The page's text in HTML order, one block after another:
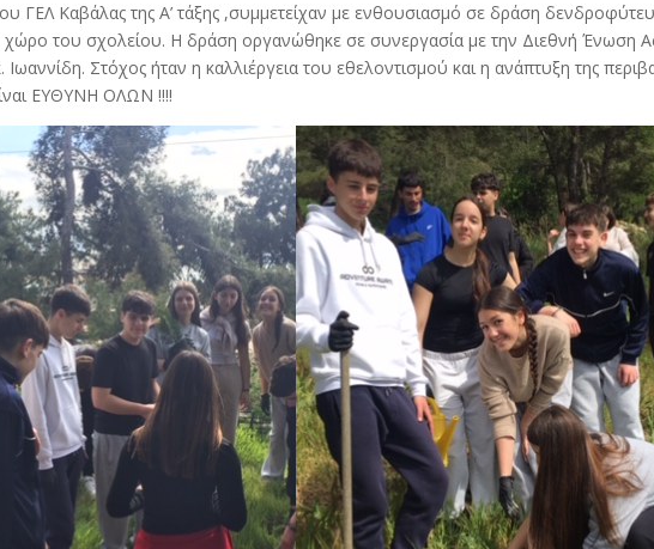
ΓΕΛ Καβάλας της Α’ τάξης ,συμμετείχαν με ενθουσιασμό σε δράση
χώρο του σχολείου. Η δράση οργανώθηκε σε συνεργασία με την Διεθνή Ένωση
Ιωαννίδη. Στόχος ήταν η καλλιέργεια του εθελοντισμού και η ανάπτυξη της
ΕΥΘΥΝΗ ΟΛΩΝ !!!!